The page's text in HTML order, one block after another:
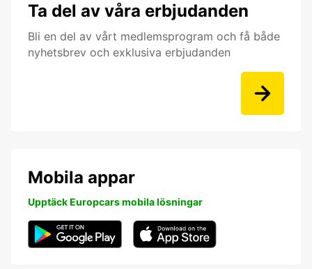
Ta del av våra erbjudanden
Bli en del av vårt medlemsprogram och få både
nyhetsbrev och exklusiva erbjudanden
Mobila appar
Upptäck Europcars mobila lösningar